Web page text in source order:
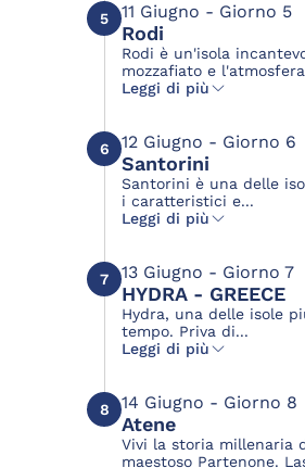
5 11 Giugno - Giorno 5
Rodi
Rodi è un'isola
mozzafiato e
Leggi di più
6 12 Giugno - Giorno 6
Santorini
Santorini è una delle
i caratteristici e...
Leggi di più
7 13 Giugno - Giorno 7
HYDRA - GREECE
Hydra, una delle isole
tempo. Priva di...
Leggi di più
8 14 Giugno - Giorno 8
Atene
Vivi la storia millenaria
maestoso Partenone.